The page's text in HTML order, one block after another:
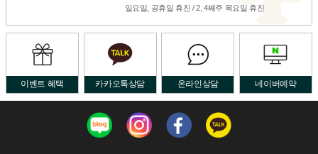
일요일, 공휴일 휴진 / 2, 4째주 목요일 휴진
이벤트 혜택 카카오톡상담 온라인상담 네이버예약